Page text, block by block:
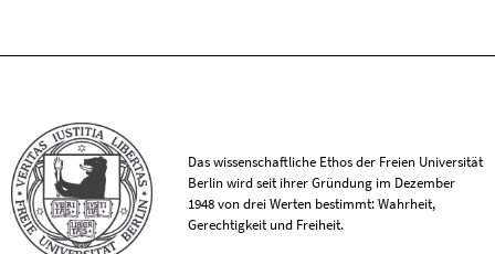
Das wissenschaftliche Ethos der Freien Universität
Berlin wird seit ihrer Gründung im Dezember
1948 von drei Werten bestimmt: Wahrheit,
Gerechtigkeit und Freiheit.